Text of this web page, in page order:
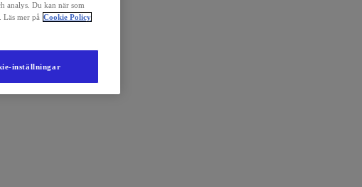
analys. Du kan när som
Läs mer på Cookie Policy
inställningar